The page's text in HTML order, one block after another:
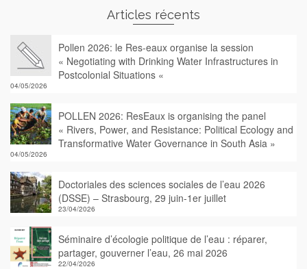
Articles récents
Pollen 2026: le Res-eaux organise la session
« Negotiating with Drinking Water Infrastructures in
Postcolonial Situations «
04/05/2026
POLLEN 2026: ResEaux is organising the panel
« Rivers, Power, and Resistance: Political Ecology and
Transformative Water Governance in South Asia »
04/05/2026
Doctoriales des sciences sociales de l’eau 2026
(DSSE) – Strasbourg, 29 juin-1er juillet
23/04/2026
Séminaire d’écologie politique de l’eau : réparer,
partager, gouverner l’eau, 26 mai 2026
22/04/2026